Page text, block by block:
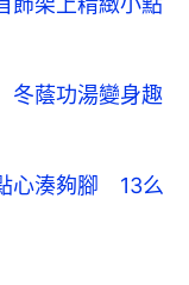
冬蔭功湯變身趣
心湊夠腳 13么